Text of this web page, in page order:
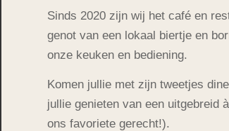
Sinds 2020 zijn wij het café en
genot van een lokaal biertje en
onze keuken en bediening.
Komen jullie met zijn tweetjes
jullie genieten van een uitgebreid
ons favoriete gerecht!).